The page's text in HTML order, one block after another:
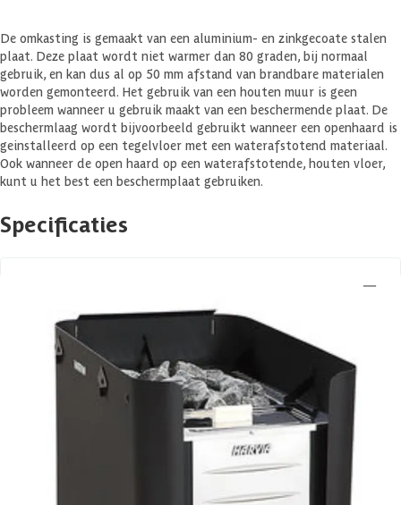
De omkasting is gemaakt van een aluminium- en zinkgecoate stalen
plaat. Deze plaat wordt niet warmer dan 80 graden, bij normaal
gebruik, en kan dus al op 50 mm afstand van brandbare materialen
worden gemonteerd. Het gebruik van een houten muur is geen
probleem wanneer u gebruik maakt van een beschermende plaat. De
beschermlaag wordt bijvoorbeeld gebruikt wanneer een openhaard is
geinstalleerd op een tegelvloer met een waterafstotend materiaal.
Ook wanneer de open haard op een waterafstotende, houten vloer,
kunt u het best een beschermplaat gebruiken.
Specificaties
58 cm
58 cm
90 cm